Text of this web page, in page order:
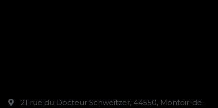
21 rue du Docteur Schweitzer, 44550, Montoir-de-